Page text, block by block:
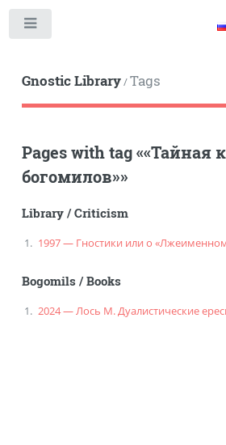
Gnostic Library/Tags
Pages with tag««Тайная
богомилов»»
Library/Criticism
1997 — Гностики или о
Bogomils/Books
2024 — Лось М. Дуалистические